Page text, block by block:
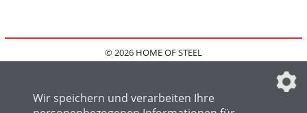
© 2026 HOME OF STEEL
IMPRESSUM
FAQ
DATENSCHUTZEINSTELLUNGEN
Wir speichern und verarbeiten Ihre